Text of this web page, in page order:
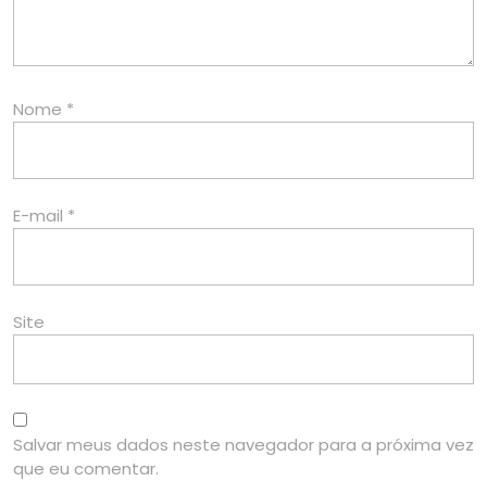
Nome *
E-mail *
Site
Salvar meus dados neste navegador para a próxima vez
que eu comentar.